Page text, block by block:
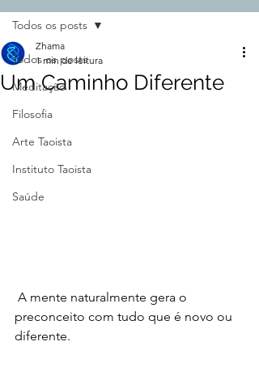
Todos os posts
Meditação
Filosofia
Arte Taoista
Instituto Taoista
Saúde
Todos os posts
Um Caminho Diferente
Zhama
1 min de leitura
preconceito com tudo que é novo ou
diferente.